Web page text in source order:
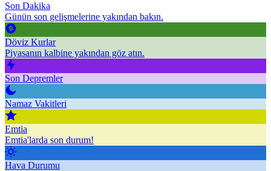
Son Dakika
Günün son gelişmelerine yakından bakın.
Döviz Kurlar
Piyasanın kalbine yakından göz atın.
Son Depremler
Namaz Vakitleri
Emtia
Emtia'larda son durum!
Hava Durumu